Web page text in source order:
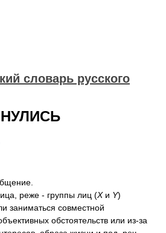
словарь русского
реже - группы лиц (Xи Y)
заниматься совместной
обстоятельств или из-за